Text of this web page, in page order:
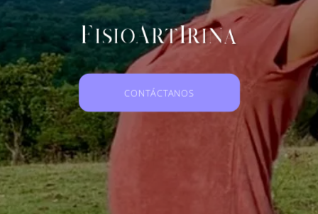
FisioArtIrina
CONTÁCTANOS